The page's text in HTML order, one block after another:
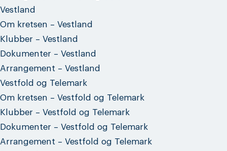
Vestland
Om kretsen – Vestland
Klubber – Vestland
Dokumenter – Vestland
Arrangement – Vestland
Vestfold og Telemark
Om kretsen – Vestfold og Telemark
Klubber – Vestfold og Telemark
Dokumenter – Vestfold og Telemark
Arrangement – Vestfold og Telemark